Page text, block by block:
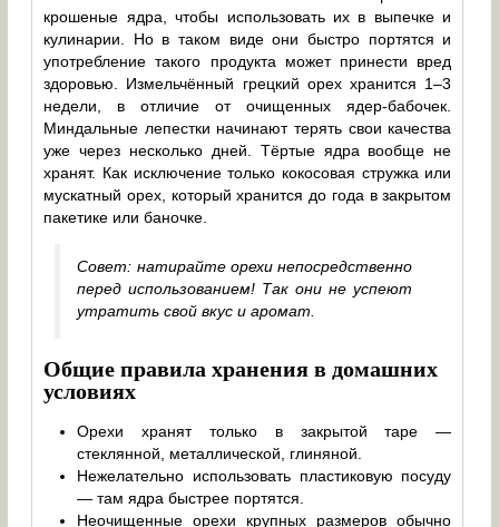
крошеные ядра, чтобы использовать их в выпечке и
кулинарии. Но в таком виде они быстро портятся и
употребление такого продукта может принести вред
здоровью. Измельчённый грецкий орех хранится 1–3
недели, в отличие от очищенных ядер-бабочек.
Миндальные лепестки начинают терять свои качества
уже через несколько дней. Тёртые ядра вообще не
хранят. Как исключение только кокосовая стружка или
мускатный орех, который хранится до года в закрытом
пакетике или баночке.
Совет: натирайте орехи непосредственно
перед использованием! Так они не успеют
утратить свой вкус и аромат.
Общие правила хранения в домашних
условиях
Орехи хранят только в закрытой таре —
стеклянной, металлической, глиняной.
Нежелательно использовать пластиковую посуду
— там ядра быстрее портятся.
Неочищенные орехи крупных размеров обычно